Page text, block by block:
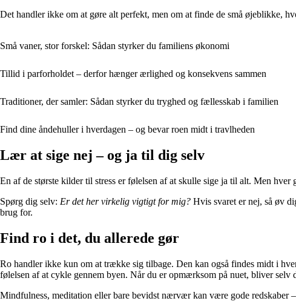
Det handler ikke om at gøre alt perfekt, men om at finde de små øjeblikke,
Små vaner, stor forskel: Sådan styrker du familiens økonomi
Tillid i parforholdet – derfor hænger ærlighed og konsekvens sammen
Traditioner, der samler: Sådan styrker du tryghed og fællesskab i familien
Find dine åndehuller i hverdagen – og bevar roen midt i travlheden
Lær at sige nej – og ja til dig selv
En af de største kilder til stress er følelsen af at skulle sige ja til alt. Men
Spørg dig selv: Er det her virkelig vigtigt for mig? Hvis svaret er nej, så øv
brug for.
Find ro i det, du allerede gør
Ro handler ikke kun om at trække sig tilbage. Den kan også findes midt i
følelsen af at cykle gennem byen. Når du er opmærksom på nuet, bliver selv
Mindfulness, meditation eller bare bevidst nærvær kan være gode